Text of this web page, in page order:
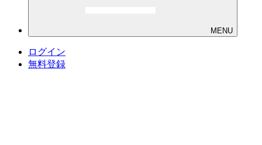
MENU
ログイン
無料登録